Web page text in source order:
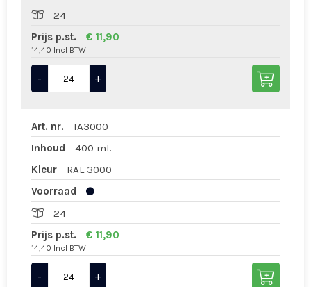
24
Prijs p.st.
€ 11,90
14,40 Incl BTW
- +
Art. nr.
IA3000
Inhoud
400 ml.
Kleur
RAL 3000
Voorraad
24
Prijs p.st.
€ 11,90
14,40 Incl BTW
- +